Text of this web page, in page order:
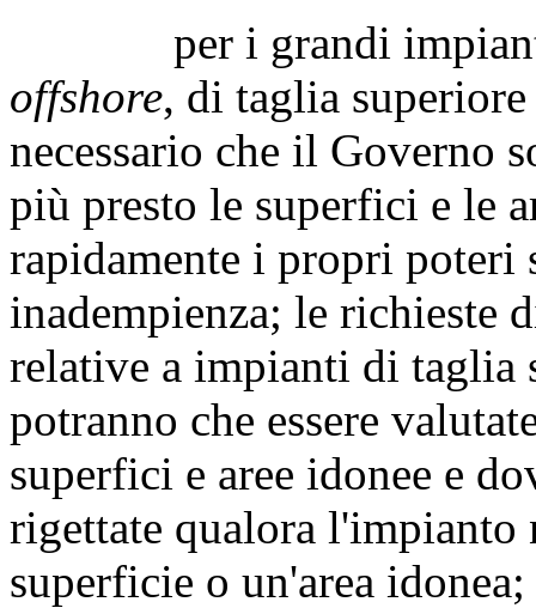
per i grandi impianti
offshore, di taglia
necessario che il Governo
più presto le superfici e le
rapidamente i propri
inadempienza; le richieste
relative a impianti di taglia
potranno che essere
superfici e aree idonee e
rigettate qualora l'impianto
superficie o un'area idonea;